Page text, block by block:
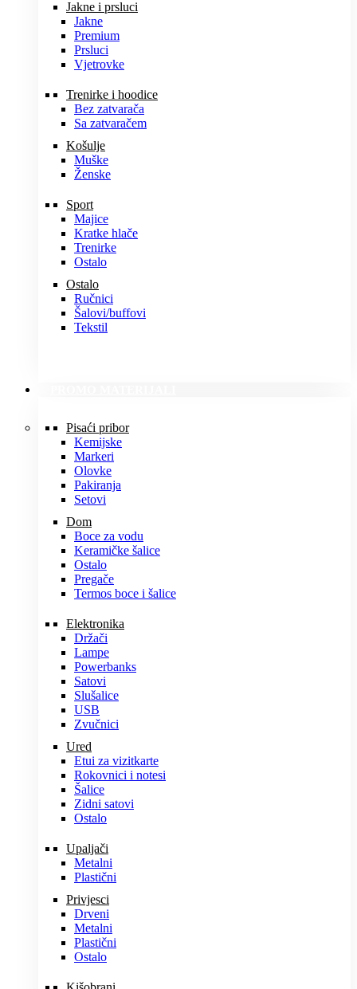
Jakne i prsluci
Jakne
Premium
Prsluci
Vjetrovke
Trenirke i hoodice
Bez zatvarača
Sa zatvaračem
Košulje
Muške
Ženske
Sport
Majice
Kratke hlače
Trenirke
Ostalo
Ostalo
Ručnici
Šalovi/buffovi
Tekstil
Pisaći pribor
Kemijske
Markeri
Olovke
Pakiranja
Setovi
Dom
Boce za vodu
Keramičke šalice
Ostalo
Pregače
Termos boce i šalice
Elektronika
Držači
Lampe
Powerbanks
Satovi
Slušalice
USB
Zvučnici
Ured
Etui za vizitkarte
Rokovnici i notesi
Šalice
Zidni satovi
Ostalo
Upaljači
Metalni
Plastični
Privjesci
Drveni
Metalni
Plastični
Ostalo